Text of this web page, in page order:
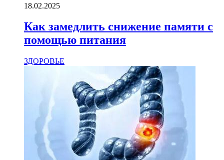
18.02.2025
Как замедлить снижение памяти с
помощью питания
ЗДОРОВЬЕ